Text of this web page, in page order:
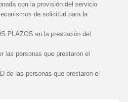
con la provisión del servicio
de solicitud para la
PLAZOS en la prestación del
las personas que prestaron el
de las personas que prestaron el